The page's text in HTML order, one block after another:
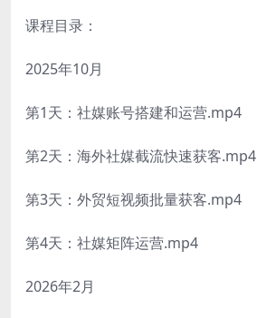
课程目录：
2025年10月
第1天：社媒账号搭建和运营.mp4
第2天：海外社媒截流快速获客.mp4
第3天：外贸短视频批量获客.mp4
第4天：社媒矩阵运营.mp4
2026年2月